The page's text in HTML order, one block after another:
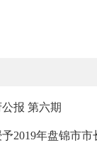
报 第六期
2019年盘锦市